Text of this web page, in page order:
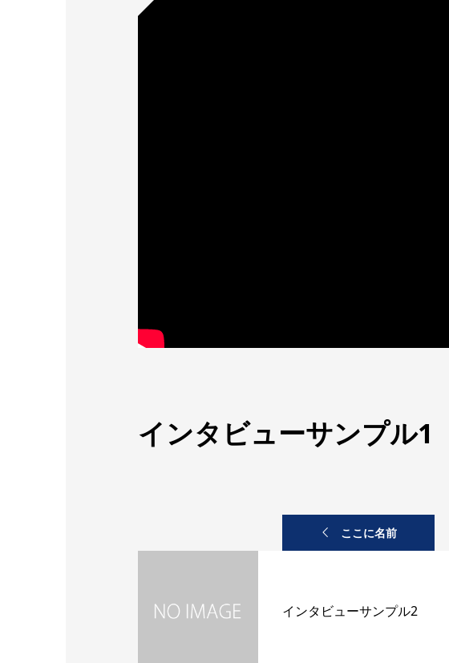
インタビューサンプル1
ここに名前
インタビューサンプル2